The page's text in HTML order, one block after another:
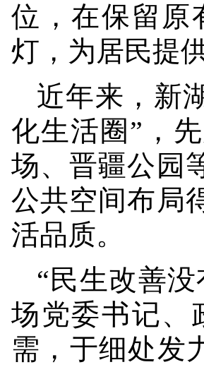
位，在保留原
灯，为居民提
近年来，新
化生活圈”，
场、晋疆公园
公共空间布局
活品质。
“民生改善
场党委书记、
需，于细处发